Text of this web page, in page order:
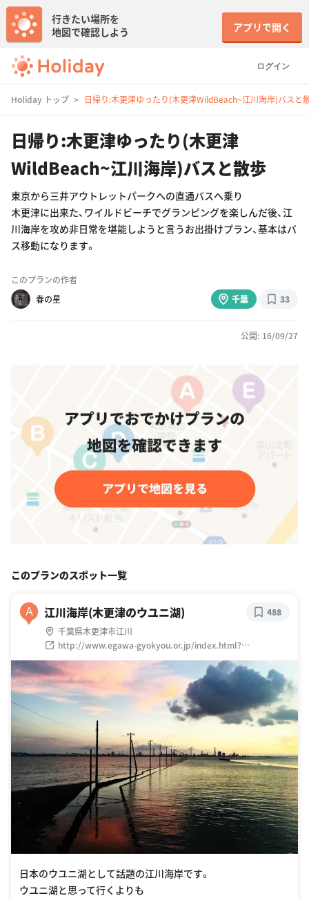
ログイン
行きたい場所を
地図で確認しよう
アプリで開く
Holiday トップ 日帰り:木更津ゆったり(木更津WildBeach~江川海岸)バスと
日帰り:木更津ゆったり(木更津
WildBeach~江川海岸)バスと散歩
東京から三井アウトレットパークへの直通バスへ乗り
木更津に出来た、ワイルドビーチでグランピングを楽しんだ後、江
川海岸を攻め非日常を堪能しようと言うお出掛けプラン、基本はバ
ス移動になります。
このプランの作者
春の星
千葉 33
公開: 16/09/27
このプランのスポット一覧
A 江川海岸(木更津のウユニ湖)
千葉県木更津市江川
http://www.egawa-gyokyou.or.jp/index.html?
underlayer=1
488
日本のウユニ湖として話題の江川海岸です。
ウユニ湖と思って行くよりも